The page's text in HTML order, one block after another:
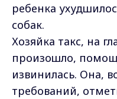
ребенка
собак.
Хозяйка такс, на
произошло,
извинилась. Она,
требований,